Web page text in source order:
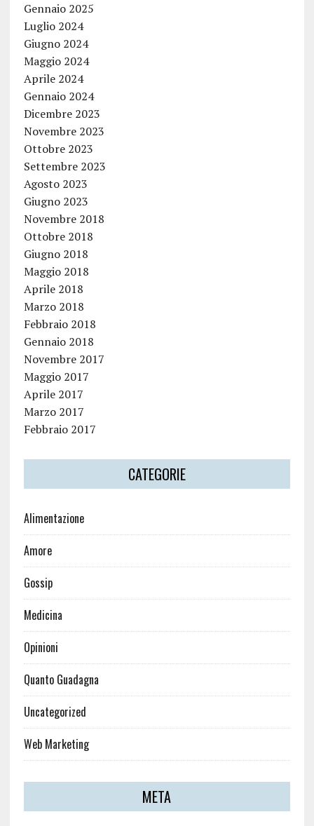
Gennaio 2025
Luglio 2024
Giugno 2024
Maggio 2024
Aprile 2024
Gennaio 2024
Dicembre 2023
Novembre 2023
Ottobre 2023
Settembre 2023
Agosto 2023
Giugno 2023
Novembre 2018
Ottobre 2018
Giugno 2018
Maggio 2018
Aprile 2018
Marzo 2018
Febbraio 2018
Gennaio 2018
Novembre 2017
Maggio 2017
Aprile 2017
Marzo 2017
Febbraio 2017
CATEGORIE
Alimentazione
Amore
Gossip
Medicina
Opinioni
Quanto Guadagna
Uncategorized
Web Marketing
META